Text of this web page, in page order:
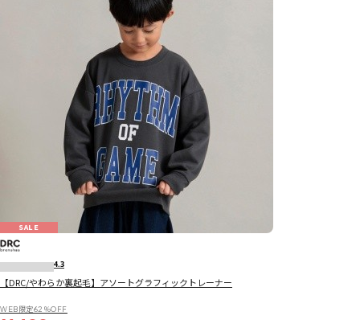
SALE
4.3
【DRC/やわらか裏起毛】アソートグラフィックトレーナー
WEB限定62％OFF